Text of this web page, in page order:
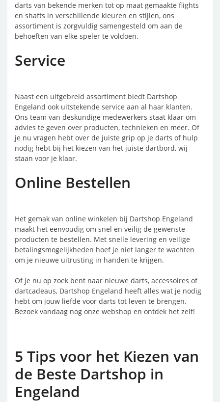
darts van bekende merken tot op maat gemaakte flights
en shafts in verschillende kleuren en stijlen, ons
assortiment is zorgvuldig samengesteld om aan de
behoeften van elke speler te voldoen.
Service
Naast een uitgebreid assortiment biedt Dartshop
Engeland ook uitstekende service aan al haar klanten.
Ons team van deskundige medewerkers staat klaar om
advies te geven over producten, technieken en meer. Of
je nu vragen hebt over de juiste grip op je darts of hulp
nodig hebt bij het kiezen van het juiste dartbord, wij
staan voor je klaar.
Online Bestellen
Het gemak van online winkelen bij Dartshop Engeland
maakt het eenvoudig om snel en veilig de gewenste
producten te bestellen. Met snelle levering en veilige
betalingsmogelijkheden hoef je niet langer te wachten
om je nieuwe uitrusting in handen te krijgen.
Of je nu op zoek bent naar nieuwe darts, accessoires of
dartcadeaus, Dartshop Engeland heeft alles wat je nodig
hebt om jouw liefde voor darts tot leven te brengen.
Bezoek vandaag nog onze webshop en ontdek het zelf!
5 Tips voor het Kiezen van
de Beste Dartshop in
Engeland